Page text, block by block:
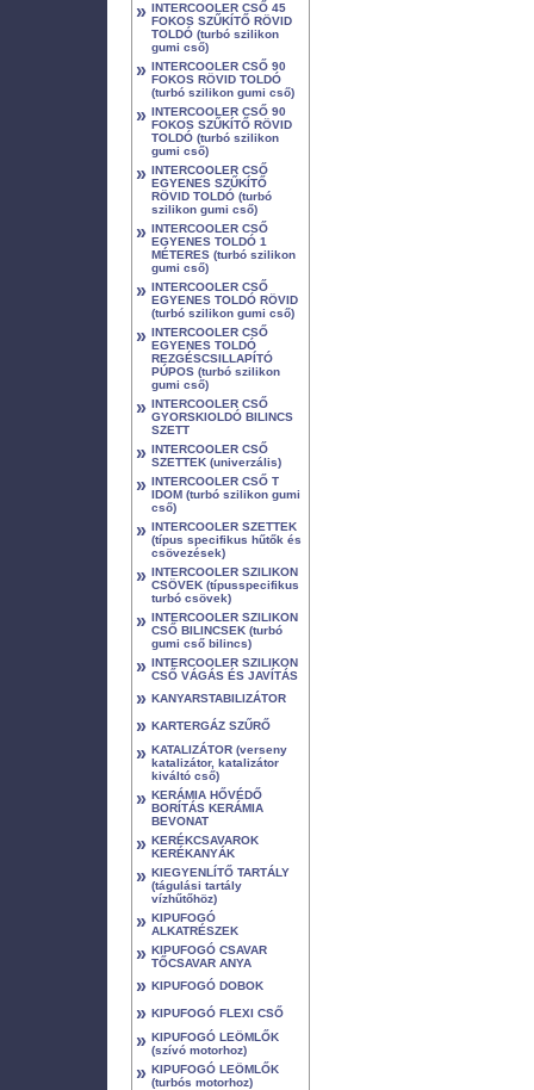
» INTERCOOLER CSŐ 45
FOKOS SZŰKÍTŐ RÖVID
TOLDÓ (turbó szilikon
gumi cső)
» INTERCOOLER CSŐ 90
FOKOS RÖVID TOLDÓ
(turbó szilikon gumi cső)
» INTERCOOLER CSŐ 90
FOKOS SZŰKÍTŐ RÖVID
TOLDÓ (turbó szilikon
gumi cső)
» INTERCOOLER CSŐ
EGYENES SZŰKÍTŐ
RÖVID TOLDÓ (turbó
szilikon gumi cső)
» INTERCOOLER CSŐ
EGYENES TOLDÓ 1
MÉTERES (turbó szilikon
gumi cső)
» INTERCOOLER CSŐ
EGYENES TOLDÓ RÖVID
(turbó szilikon gumi cső)
» INTERCOOLER CSŐ
EGYENES TOLDÓ
REZGÉSCSILLAPÍTÓ
PÚPOS (turbó szilikon
gumi cső)
» INTERCOOLER CSŐ
GYORSKIOLDÓ BILINCS
SZETT
» INTERCOOLER CSŐ
SZETTEK (univerzális)
» INTERCOOLER CSŐ T
IDOM (turbó szilikon gumi
cső)
» INTERCOOLER SZETTEK
(típus specifikus hűtők és
csövezések)
» INTERCOOLER SZILIKON
CSÖVEK (típusspecifikus
turbó csövek)
» INTERCOOLER SZILIKON
CSŐ BILINCSEK (turbó
gumi cső bilincs)
» INTERCOOLER SZILIKON
CSŐ VÁGÁS ÉS JAVÍTÁS
» KANYARSTABILIZÁTOR
» KARTERGÁZ SZŰRŐ
» KATALIZÁTOR (verseny
katalizátor, katalizátor
kiváltó cső)
» KERÁMIA HŐVÉDŐ
BORÍTÁS KERÁMIA
BEVONAT
» KERÉKCSAVAROK
KERÉKANYÁK
» KIEGYENLÍTŐ TARTÁLY
(tágulási tartály
vízhűtőhöz)
» KIPUFOGÓ
ALKATRÉSZEK
» KIPUFOGÓ CSAVAR
TŐCSAVAR ANYA
» KIPUFOGÓ DOBOK
» KIPUFOGÓ FLEXI CSŐ
» KIPUFOGÓ LEÖMLŐK
(szívó motorhoz)
» KIPUFOGÓ LEÖMLŐK
(turbós motorhoz)